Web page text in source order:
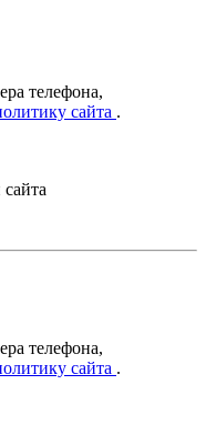
телефона,
сайта .
телефона,
сайта .